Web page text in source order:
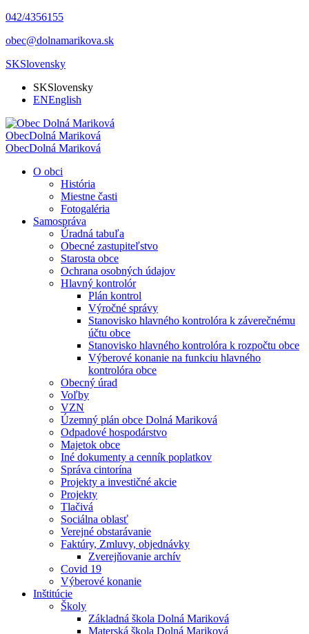
042/4356155
obec@dolnamarikova.sk
SKSlovensky
SKSlovensky
ENEnglish
ObecDolná Mariková
ObecDolná Mariková
O obci
História
Miestne časti
Fotogaléria
Samospráva
Úradná tabuľa
Obecné zastupiteľstvo
Starosta obce
Ochrana osobných údajov
Hlavný kontrolór
Plán kontrol
Výročné správy
Stanovisko hlavného kontrolóra k záverečnému
účtu obce
Stanovisko hlavného kontrolóra k rozpočtu obce
Výberové konanie na funkciu hlavného
kontrolóra obce
Obecný úrad
Voľby
VZN
Územný plán obce Dolná Mariková
Odpadové hospodárstvo
Majetok obce
Iné dokumenty a cenník poplatkov
Správa cintorína
Projekty a investičné akcie
Projekty
Tlačivá
Sociálna oblasť
Verejné obstarávanie
Faktúry, Zmluvy, objednávky
Zverejňovanie archív
Covid 19
Výberové konanie
Inštitúcie
Školy
Základná škola Dolná Mariková
Materská škola Dolná Mariková